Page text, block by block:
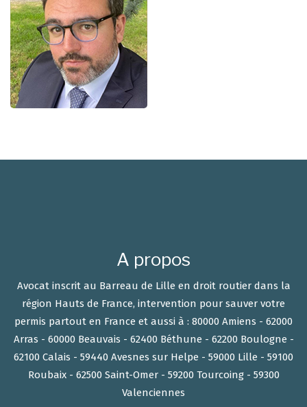
A propos
Avocat inscrit au Barreau de Lille en droit routier dans la
région Hauts de France, intervention pour sauver votre
permis partout en France et aussi à : 80000 Amiens - 62000
Arras - 60000 Beauvais - 62400 Béthune - 62200 Boulogne -
62100 Calais - 59440 Avesnes sur Helpe - 59000 Lille - 59100
Roubaix - 62500 Saint-Omer - 59200 Tourcoing - 59300
Valenciennes